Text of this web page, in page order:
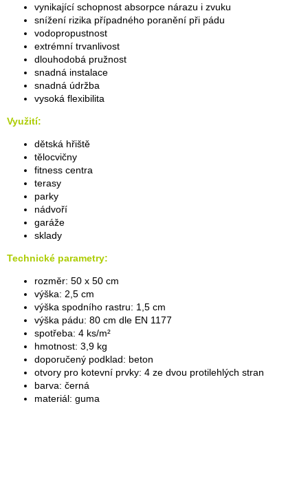
vynikající schopnost absorpce nárazu i zvuku
snížení rizika případného poranění při pádu
vodopropustnost
extrémní trvanlivost
dlouhodobá pružnost
snadná instalace
snadná údržba
vysoká flexibilita
Využití:
dětská hřiště
tělocvičny
fitness centra
terasy
parky
nádvoří
garáže
sklady
Technické parametry:
rozměr: 50 x 50 cm
výška: 2,5 cm
výška spodního rastru: 1,5 cm
výška pádu: 80 cm dle EN 1177
spotřeba: 4 ks/m²
hmotnost: 3,9 kg
doporučený podklad: beton
otvory pro kotevní prvky: 4 ze dvou protilehlých stran
barva: černá
materiál: guma